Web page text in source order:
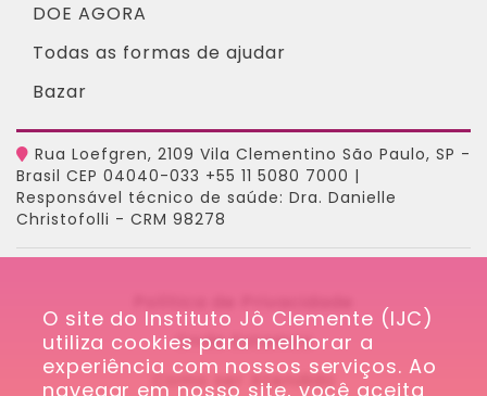
O site do Instituto Jô Clemente (IJC)
utiliza cookies para melhorar a
experiência com nossos serviços. Ao
navegar em nosso site, você aceita
DOE AGORA
Todas as formas de ajudar
Bazar
Rua Loefgren, 2109 Vila Clementino São Paulo, SP -
Brasil CEP 04040-033 +55 11 5080 7000 |
Responsável técnico de saúde: Dra. Danielle
Christofolli - CRM 98278
Onde Estamos
Como ser Atendido